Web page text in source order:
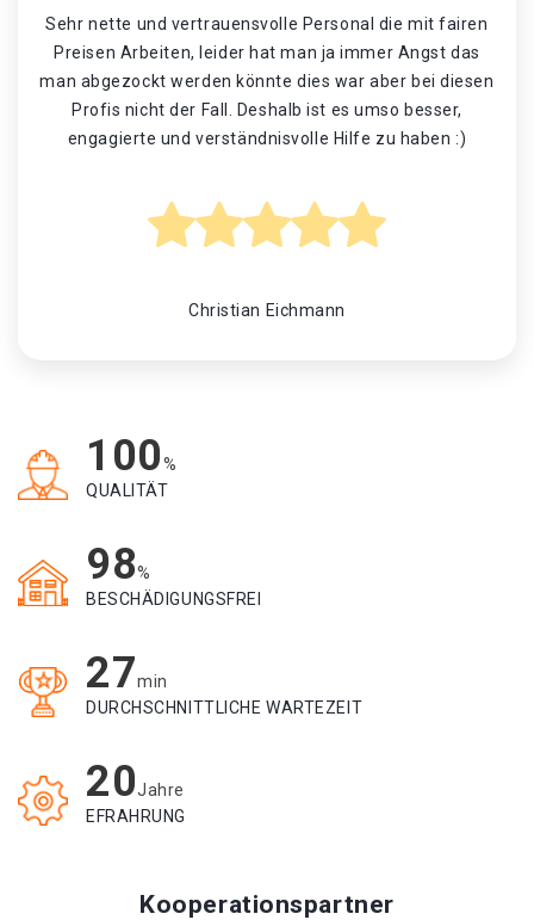
Sehr nette und vertrauensvolle Personal die mit fairen
Preisen Arbeiten, leider hat man ja immer Angst das
man abgezockt werden könnte dies war aber bei diesen
Profis nicht der Fall. Deshalb ist es umso besser,
engagierte und verständnisvolle Hilfe zu haben :)
Christian Eichmann
100%
QUALITÄT
98%
BESCHÄDIGUNGSFREI
27min
DURCHSCHNITTLICHE WARTEZEIT
20Jahre
EFRAHRUNG
Kooperationspartner